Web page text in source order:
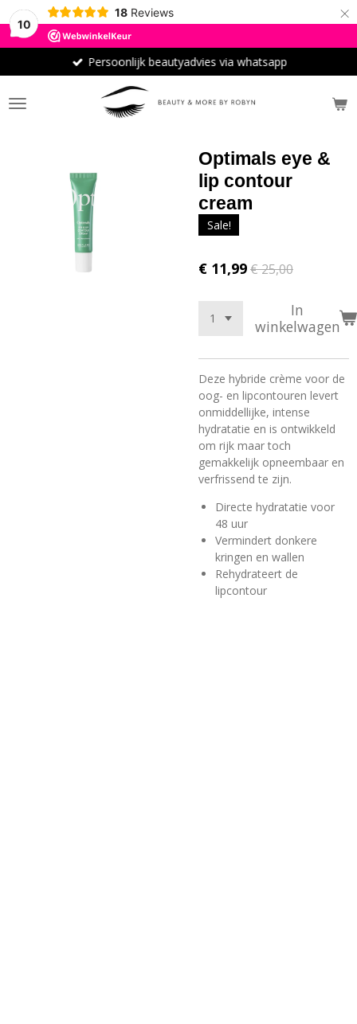
10
18 Reviews ×
Persoonlijk beautyadvies via whatsapp
Optimals eye &
lip contour
cream
Sale!
€ 11,99€ 25,00
In
winkelwagen
Deze hybride crème voor de
oog- en lipcontouren levert
onmiddellijke, intense
hydratatie en is ontwikkeld
om rijk maar toch
gemakkelijk opneembaar en
verfrissend te zijn.
Directe hydratatie voor
48 uur
Vermindert donkere
kringen en wallen
Rehydrateert de
lipcontour